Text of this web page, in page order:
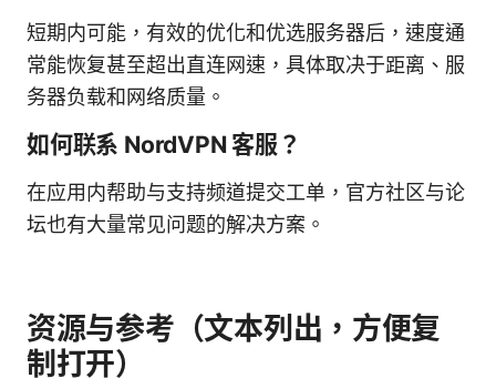
短期内可能，有效的优化和优选服务器后，速度通
常能恢复甚至超出直连网速，具体取决于距离、服
务器负载和网络质量。
如何联系 NordVPN 客服？
在应用内帮助与支持频道提交工单，官方社区与论
坛也有大量常见问题的解决方案。
资源与参考（文本列出，方便复
制打开）